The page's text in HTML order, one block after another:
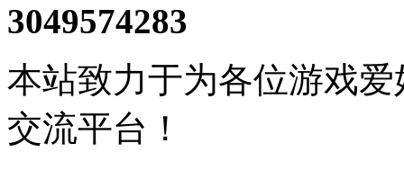
3049574283
本站致力于为各位游戏
交流平台！